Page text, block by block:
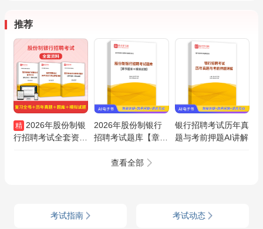
推荐
精 2026年股份制银
行招聘考试全套资料
2026年股份制银行
招聘考试题库【章节
银行招聘考试历年真
题与考前押题AI讲解
查看全部
考试指南 考试动态